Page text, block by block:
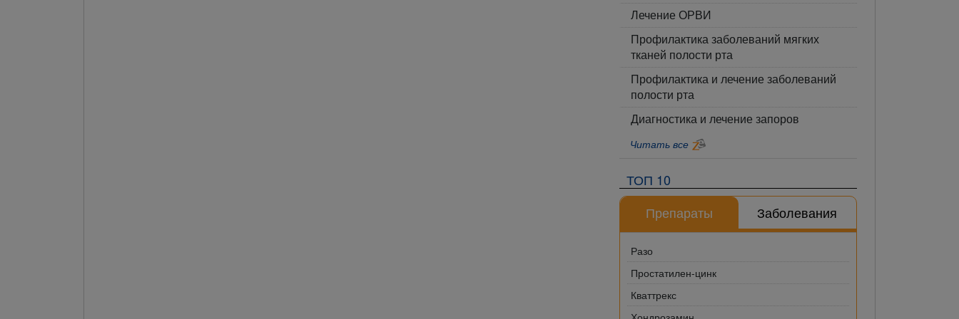
Лечение ОРВИ
Профилактика заболеваний мягких
тканей полости рта
Профилактика и лечение заболеваний
полости рта
Диагностика и лечение запоров
Читать все
ТОП 10
Препараты
Заболевания
Разо
Простатилен-цинк
Кваттрекс